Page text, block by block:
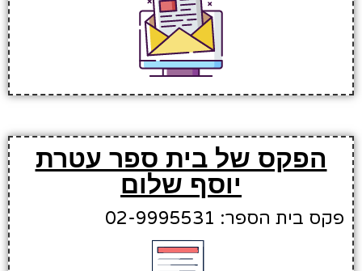
הפקס של בית ספר עטרת
יוסף שלום
פקס בית הספר: 02-9995531